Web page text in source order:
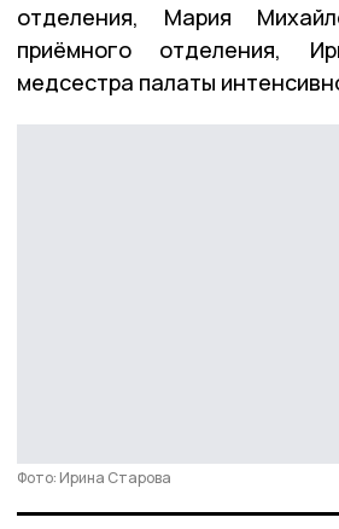
отделения, Мария
приёмного отделения,
медсестра палаты
Фото: Ирина Старова